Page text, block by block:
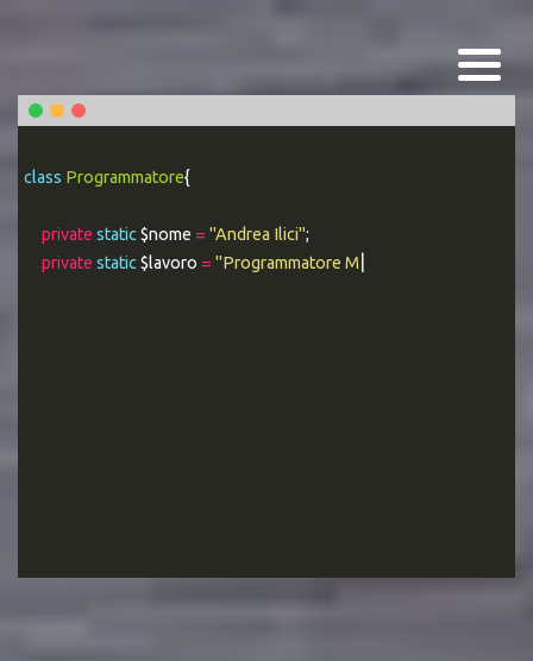
class Programmatore{
private static$nome = "Andrea Ilici";
private static$lavoro = "Programmatore MYSQL Esperto"